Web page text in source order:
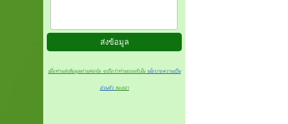
เมื่อท่านส่งข้อมูลผ่านฟอร์ม จะถือว่าท่านยอมรับในนโยบายความเป็น
ส่วนตัว ของเรา